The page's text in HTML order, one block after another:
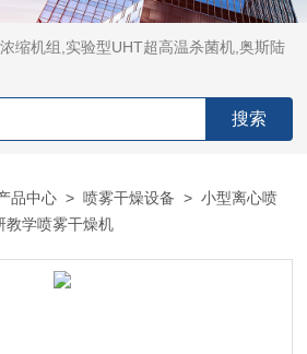
缩机组,实验型UHT超高温杀菌机,奥斯陆
品中心 >喷雾干燥设备 >小型离心喷
学喷雾干燥机